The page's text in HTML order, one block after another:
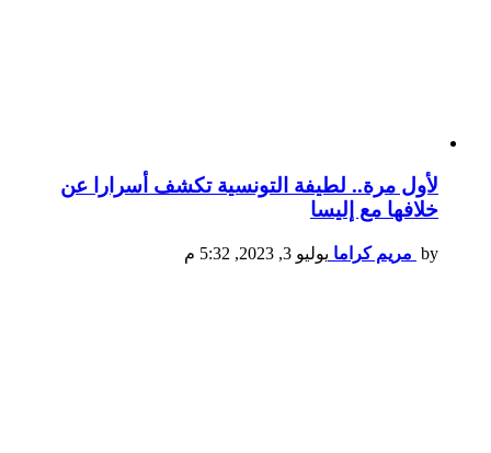
لأول مرة.. لطيفة التونسية تكشف أسرارا عن
خلافها مع إليسا
by مريم كراما يوليو 3, 2023, 5:32 م